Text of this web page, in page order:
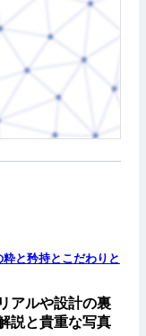
と矜持とこだわりと
アルや設計の裏
説と貴重な写真